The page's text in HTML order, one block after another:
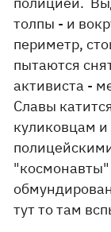
толпы - и
периметр,
пытаются
активиста -
Славы
куликовцам и
тут то там